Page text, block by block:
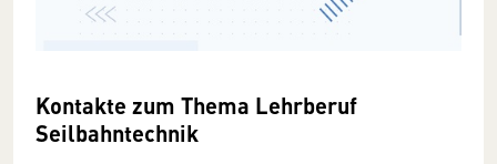
Kontakte zum Thema Lehrberuf
Seilbahntechnik